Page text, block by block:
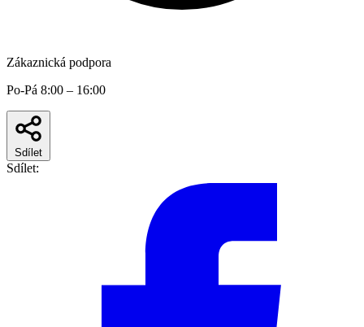
Zákaznická podpora
Po-Pá 8:00 – 16:00
Sdílet
Sdílet: